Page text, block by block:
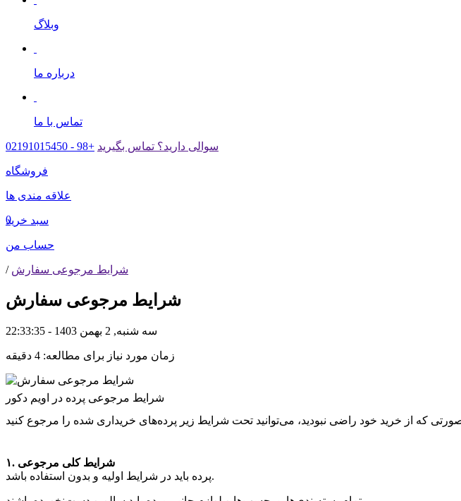
وبلاگ
درباره ما
تماس با ما
سوالی دارید؟ تماس بگیرید +98 -
02191015450
فروشگاه
علاقه مندی ها
0
سبد خرید
حساب من
/ شرایط مرجوعی سفارش
شرایط مرجوعی سفارش
سه شنبه, 2 بهمن 1403 - 22:33:35
زمان مورد نیاز برای مطالعه: 4 دقیقه
شرایط مرجوعی پرده در اویم دکور
۱. شرایط کلی مرجوعی
پرده باید در شرایط اولیه و بدون استفاده باشد.